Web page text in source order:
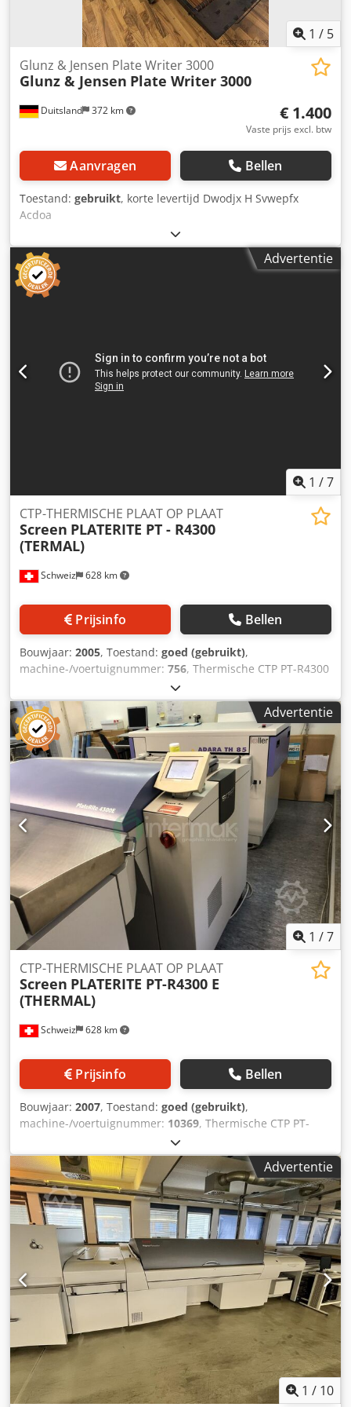
1 / 5
Duitsland 372 km
Glunz & Jensen Plate Writer 3000
Glunz & Jensen Plate Writer 3000
€ 1.400
Vaste prijs excl. btw
Aanvragen Bellen
Toestand: gebruikt, korte levertijd Dwodjx H Svwepfx
Acdoa
Advertentie
1 /7
Schweiz 628 km
CTP-THERMISCHE PLAAT OP PLAAT
Screen PLATERITE PT - R4300
(TERMAL)
Prijsinfo Bellen
Bouwjaar: 2005, Toestand: goed (gebruikt),
machine-/voertuignummer: 756, Thermische CTP PT-R4300
(Computer to Plate) Dedpjfh Dmzsfx Acdewa
Opnamesysteem: Externe trommel PST 26 Plate Stacker
Glunz & Jensen Interplater MP 85: Thermische
plaatbewerker Technische details: Doorvoeroptie
(platen/uur in max. formaat) : 20 platen/uur Lichtbron: 32-
kanaals infrarood laserdioden Min. Plaatformaat : 324 x
370 mm Maks. Plaatformaat : 830 x 660 mm Maks.
Beeldformaat : 830 x 633 mm Plaatdikte : 0,15 - 0,3 mm
Afmetingen van de machine L x B x H : 1.750 x 1.030 x
1.178 mm De technische gegevens kunnen variëren
afhankelijk van het werk, de verbruiksgoederen en
eventuele andere factoren.
Advertentie
1 /7
Schweiz 628 km
CTP-THERMISCHE PLAAT OP PLAAT
Screen PLATERITE PT-R4300 E
(THERMAL)
Prijsinfo Bellen
Bouwjaar: 2007, Toestand: goed (gebruikt),
machine-/voertuignummer: 10369, Thermische CTP PT-
R4300 E: Computer to Plate Dedpfx Asfh Dm Nocdjwa
Opnamesysteem: Externe trommel 2 x SA-L4100
Enkelvoudige Autoloader: Volautomatisch laden van 50
platen & automatische interleafverwijdering PST 26 Plate
Stacker Bacher Punch 425 voor PT-R4000 ADARA TH 85:
Reinigings- en gommingseenheid voor chemievrije
thermische CTP-platen Technische details: Doorvoeroptie
(platen/uur in max. formaat) : 10 platen/uur Lichtbron: 16-
kanaals infrarood laserdiodes Min. Plaatformaat : 324 x
370 mm Maks. Plaatformaat : 830 x 660 mm Maks.
Beeldformaat : 830 x 633 mm Plaatdikte : 0,15 - 0,3 mm
Resolutie : 2.400 - 2.438 - 2.540 dpi Afmetingen van de
machine L x B x H : 1.750 x 1.030 x 1.178 mm De technische
gegevens kunnen variëren afhankelijk van het werk, de
verbruiksgoederen en eventuele andere factoren.
Advertentie
1 / 10